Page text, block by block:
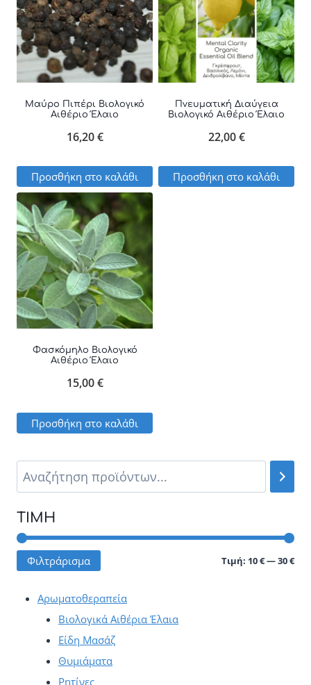
έχει
πολλαπλές
παραλλαγές.
Οι
επιλογές
μπορούν
να
στη
σελίδα
του
προϊόντος
Μαύρο Πιπέρι Βιολογικό
Αιθέριο Έλαιο
16,20€
Προσθήκη στο καλάθι
Πνευματική Διαύγεια
Βιολογικό Αιθέριο Έλαιο
22,00€
Προσθήκη στο καλάθι
Φασκόμηλο Βιολογικό
Αιθέριο Έλαιο
15,00€
Προσθήκη στο καλάθι
ΤΙΜΉ
Φιλτράρισμα Τιμή: 10 €—30 €
Αρωματοθεραπεία
Βιολογικά Αιθέρια Έλαια
Είδη Μασάζ
Θυμιάματα
Ρητίνες